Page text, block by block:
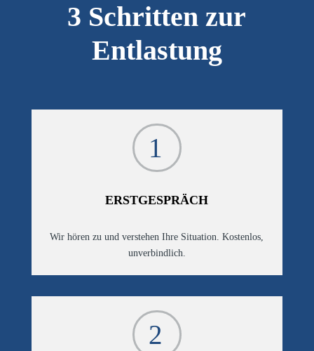
3 Schritten zur
Entlastung
1
ERSTGESPRÄCH
Wir hören zu und verstehen Ihre Situation. Kostenlos,
unverbindlich.
2